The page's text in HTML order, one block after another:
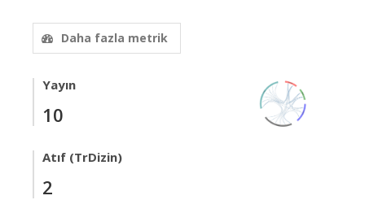
Daha fazla metrik
Yayın
10
Atıf (TrDizin)
2